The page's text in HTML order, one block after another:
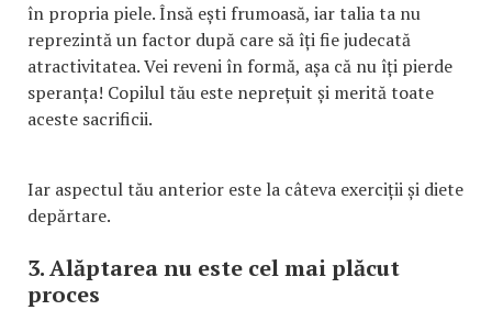
în propria piele. Însă ești frumoasă, iar talia ta nu
reprezintă un factor după care să îți fie judecată
atractivitatea. Vei reveni în formă, așa că nu îți pierde
speranța! Copilul tău este neprețuit și merită toate
aceste sacrificii.
Iar aspectul tău anterior este la câteva exerciții și diete
depărtare.
3. Alăptarea nu este cel mai plăcut
proces